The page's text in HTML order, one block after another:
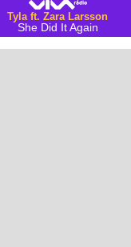
Tyla ft. Zara Larsson
She Did It Again